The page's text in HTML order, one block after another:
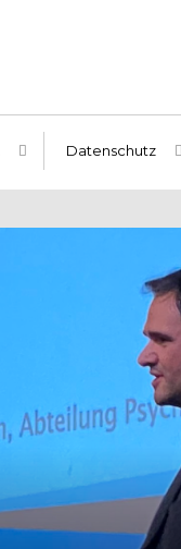
Datenschutz